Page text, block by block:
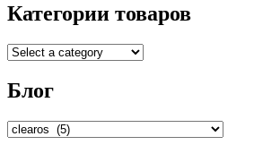
Категории товаров
Блог
Блог